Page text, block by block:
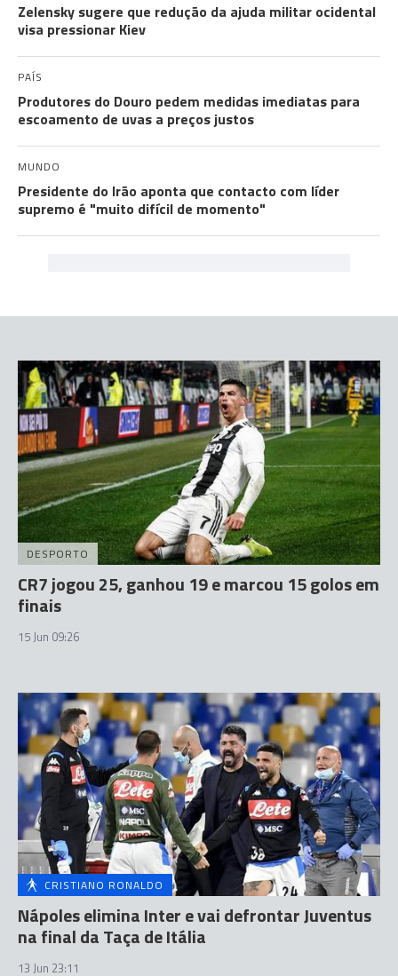
Zelensky sugere que redução da ajuda militar ocidental
visa pressionar Kiev
PAÍS
Produtores do Douro pedem medidas imediatas para
escoamento de uvas a preços justos
MUNDO
Presidente do Irão aponta que contacto com líder
supremo é "muito difícil de momento"
DESPORTO
CR7 jogou 25, ganhou 19 e marcou 15 golos em
finais
15 Jun 09:26
CRISTIANO RONALDO
Nápoles elimina Inter e vai defrontar Juventus
na final da Taça de Itália
13 Jun 23:11